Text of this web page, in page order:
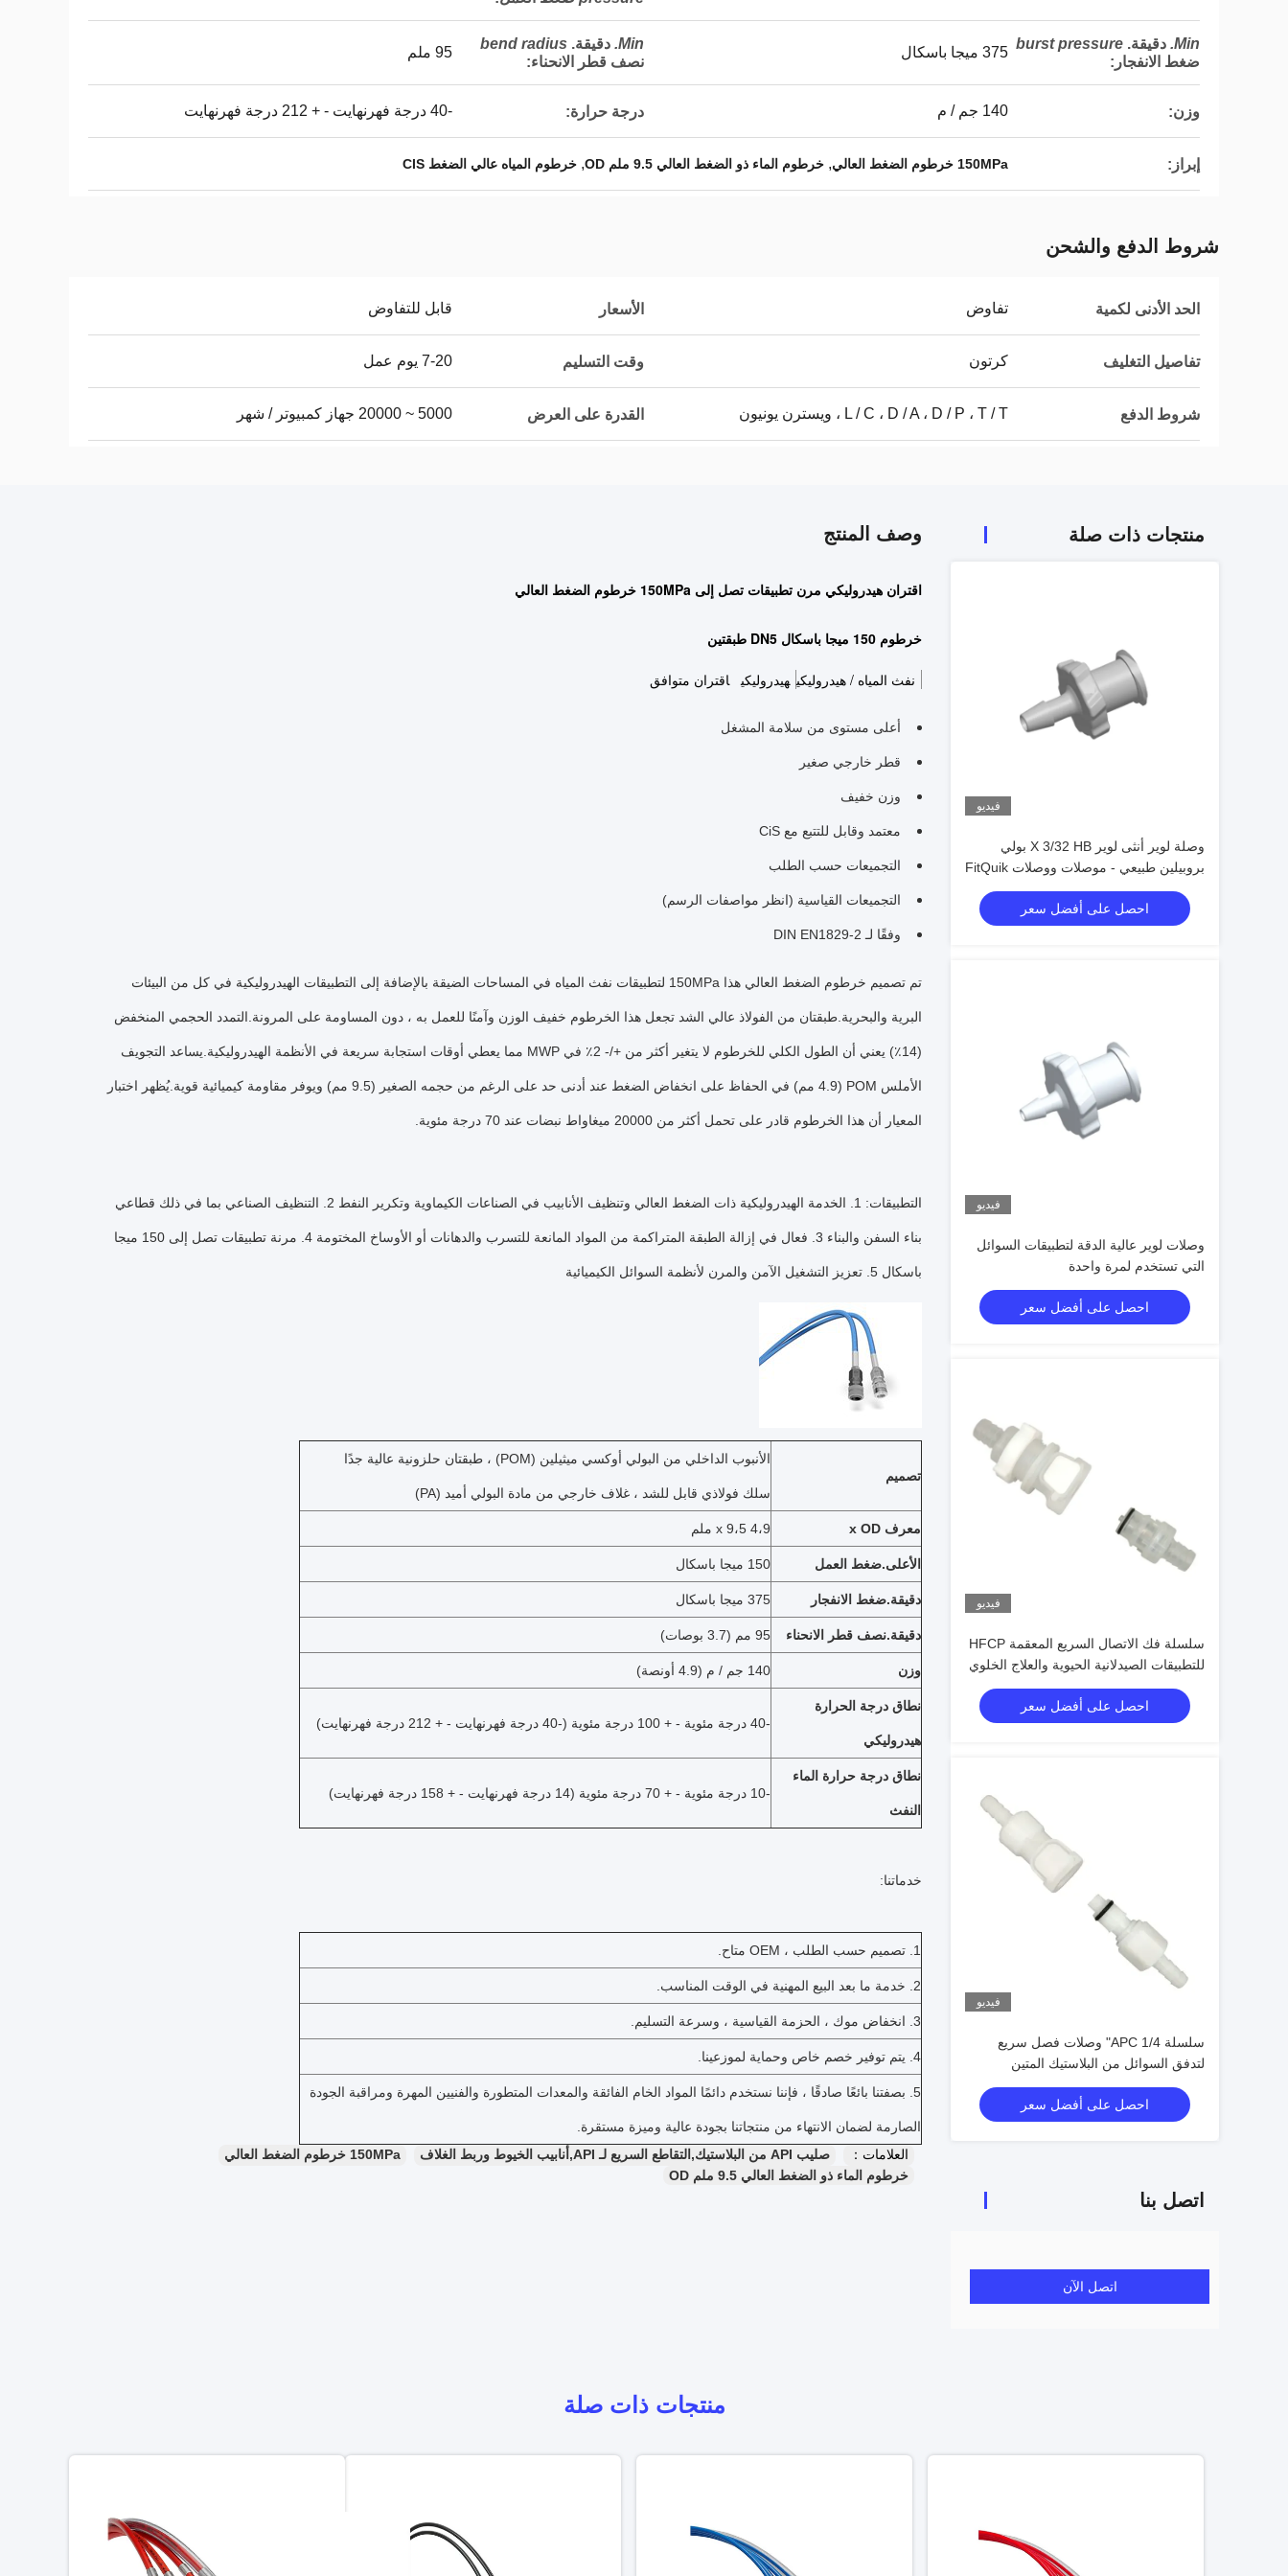
Min. دقيقة. burst pressure
ضغط الانفجار :
375 ميجا باسكال
Min. دقيقة. bend radius
نصف قطر الانحناء:
95 ملم
وزن: 140 جم / م درجة حرارة: -40 درجة فهرنهايت - + 212 درجة فهرنهايت
إبراز: 150MPa خرطوم الضغط العالي , خرطوم الماء ذو ​​الضغط العالي 9.5 ملم OD , خرطوم المياه عالي الضغط CIS
شروط الدفع والشحن
الحد الأدنى لكمية تفاوض الأسعار قابل للتفاوض
تفاصيل التغليف كرتون وقت التسليم 7-20 يوم عمل
شروط الدفع L / C ، D / A ، D / P ، T / T ، ويسترن يونيون القدرة على العرض 5000 ~ 20000 جهاز كمبيوتر / شهر
منتجات ذات صلة
فيديو
وصلة لوير أنثى لوير X 3/32 HB بولي
بروبيلين طبيعي - موصلات ووصلات FitQuik
احصل على أفضل سعر
فيديو
وصلات لوير عالية الدقة لتطبيقات السوائل
التي تستخدم لمرة واحدة
احصل على أفضل سعر
فيديو
سلسلة فك الاتصال السريع المعقمة HFCP
للتطبيقات الصيدلانية الحيوية والعلاج الخلوي
احصل على أفضل سعر
فيديو
سلسلة APC 1/4" وصلات فصل سريع
لتدفق السوائل من البلاستيك المتين
احصل على أفضل سعر
اتصل بنا
اتصل الآن
وصف المنتج
اقتران هيدروليكي مرن تطبيقات تصل إلى 150MPa خرطوم الضغط العالي
خرطوم 150 ميجا باسكال DN5 طبقتين
نفث المياه / هيدروليكي هيدروليكي اقتران متوافق
أعلى مستوى من سلامة المشغل
قطر خارجي صغير
وزن خفيف
معتمد وقابل للتتبع مع CiS
التجميعات حسب الطلب
التجميعات القياسية (انظر مواصفات الرسم)
وفقًا لـ DIN EN1829-2
تم تصميم خرطوم الضغط العالي هذا 150MPa لتطبيقات نفث المياه في المساحات الضيقة بالإضافة إلى التطبيقات الهيدروليكية في كل من البيئات
البرية والبحرية.طبقتان من الفولاذ عالي الشد تجعل هذا الخرطوم خفيف الوزن وآمنًا للعمل به ، دون المساومة على المرونة.التمدد الحجمي المنخفض
(14٪) يعني أن الطول الكلي للخرطوم لا يتغير أكثر من +/- 2٪ في MWP مما يعطي أوقات استجابة سريعة في الأنظمة الهيدروليكية.يساعد التجويف
الأملس POM (4.9 مم) في الحفاظ على انخفاض الضغط عند أدنى حد على الرغم من حجمه الصغير (9.5 مم) ويوفر مقاومة كيميائية قوية.يُظهر اختبار
المعيار أن هذا الخرطوم قادر على تحمل أكثر من 20000 ميغاواط نبضات عند 70 درجة مئوية.
التطبيقات: 1. الخدمة الهيدروليكية ذات الضغط العالي وتنظيف الأنابيب في الصناعات الكيماوية وتكرير النفط 2. التنظيف الصناعي بما في ذلك قطاعي
بناء السفن والبناء 3. فعال في إزالة الطبقة المتراكمة من المواد المانعة للتسرب والدهانات أو الأوساخ المختومة 4. مرنة تطبيقات تصل إلى 150 ميجا
باسكال 5. تعزيز التشغيل الآمن والمرن لأنظمة السوائل الكيميائية
تصميم
الأنبوب الداخلي من البولي أوكسي ميثيلين (POM) ، طبقتان حلزونية عالية جدًا
سلك فولاذي قابل للشد ، غلاف خارجي من مادة البولي أميد (PA)
معرف x OD 4،9 x 9،5 ملم
الأعلى.ضغط العمل 150 ميجا باسكال
دقيقة.ضغط الانفجار 375 ميجا باسكال
دقيقة.نصف قطر الانحناء 95 مم (3.7 بوصات)
وزن 140 جم / م (4.9 أونصة)
نطاق درجة الحرارة
هيدروليكي
-40 درجة مئوية - + 100 درجة مئوية (-40 درجة فهرنهايت - + 212 درجة فهرنهايت)
نطاق درجة حرارة الماء
النفث
-10 درجة مئوية - + 70 درجة مئوية (14 درجة فهرنهايت - + 158 درجة فهرنهايت)
خدماتنا:
1. تصميم حسب الطلب ، OEM متاح.
2. خدمة ما بعد البيع المهنية في الوقت المناسب.
3. انخفاض موك ، الحزمة القياسية ، وسرعة التسليم.
4. يتم توفير خصم خاص وحماية لموزعينا.
5. بصفتنا بائعًا صادقًا ، فإننا نستخدم دائمًا المواد الخام الفائقة والمعدات المتطورة والفنيين المهرة ومراقبة الجودة
الصارمة لضمان الانتهاء من منتجاتنا بجودة عالية وميزة مستقرة.
العلامات：
صليب API من البلاستيك,التقاطع السريع لـ API,أنابيب الخيوط وربط الغلاف
150MPa خرطوم الضغط العالي
خرطوم الماء ذو ​​الضغط العالي 9.5 ملم OD
منتجات ذات صلة